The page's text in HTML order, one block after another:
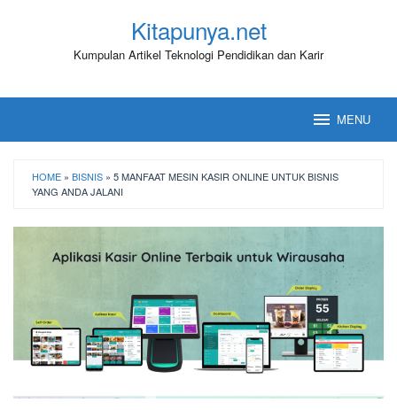
Kitapunya.net
Kumpulan Artikel Teknologi Pendidikan dan Karir
MENU
HOME » BISNIS » 5 MANFAAT MESIN KASIR ONLINE UNTUK BISNIS
YANG ANDA JALANI